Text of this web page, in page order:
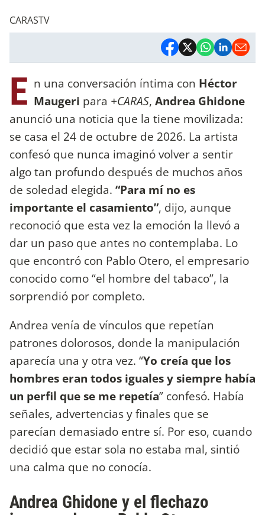
CARASTV
E n una conversación íntima con Héctor
Maugeri para +CARAS, Andrea Ghidone
anunció una noticia que la tiene movilizada:
se casa el 24 de octubre de 2026. La artista
confesó que nunca imaginó volver a sentir
algo tan profundo después de muchos años
de soledad elegida. “Para mí no es
importante el casamiento”, dijo, aunque
reconoció que esta vez la emoción la llevó a
dar un paso que antes no contemplaba. Lo
que encontró con Pablo Otero, el empresario
conocido como “el hombre del tabaco”, la
sorprendió por completo.
Andrea venía de vínculos que repetían
patrones dolorosos, donde la manipulación
aparecía una y otra vez. “Yo creía que los
hombres eran todos iguales y siempre había
un perfil que se me repetía” confesó. Había
señales, advertencias y finales que se
parecían demasiado entre sí. Por eso, cuando
decidió que estar sola no estaba mal, sintió
una calma que no conocía.
Andrea Ghidone y el flechazo